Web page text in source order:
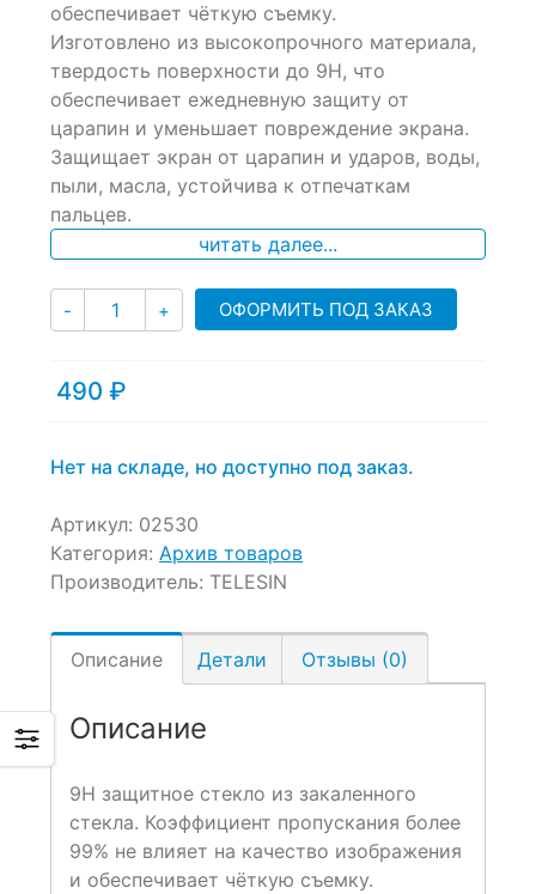
customer
ratings
обеспечивает чёткую съемку.
Изготовлено из высокопрочного материала,
твердость поверхности до 9Н, что
обеспечивает ежедневную защиту от
царапин и уменьшает повреждение экрана.
Защищает экран от царапин и ударов, воды,
пыли, масла, устойчива к отпечаткам
пальцев.
читать далее...
- Количество
+ ОФОРМИТЬ ПОД ЗАКАЗ
490 ₽
Нет на складе, но доступно под заказ.
Артикул: 02530
Категория: Архив товаров
Производитель: TELESIN
Описание Детали Отзывы (0)
Описание
9Н защитное стекло из закаленного
стекла. Коэффициент пропускания более
99% не влияет на качество изображения
и обеспечивает чёткую съемку.